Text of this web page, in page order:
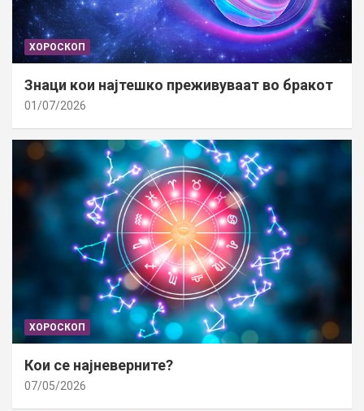
ХОРОСКОП
Знаци кои најтешко преживуваат во бракот
01/07/2026
ХОРОСКОП
Кои се најневерните?
07/05/2026